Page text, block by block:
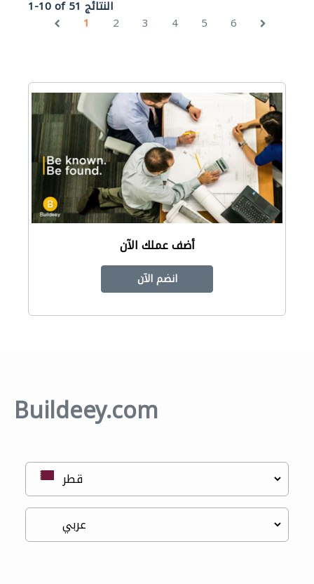
1-10 of 51 النتائج
1
2 3 4 5 6
أضف عملك الآن
انضم الآن
Buildeey.com